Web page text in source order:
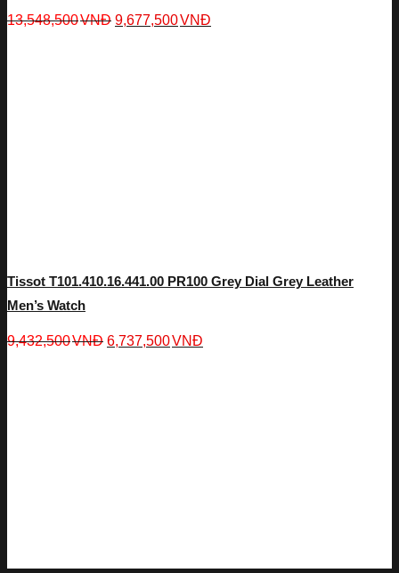
13,548,500VNĐ 9,677,500VNĐ
Tissot T101.410.16.441.00 PR100 Grey Dial Grey Leather
Men’s Watch
9,432,500VNĐ 6,737,500VNĐ